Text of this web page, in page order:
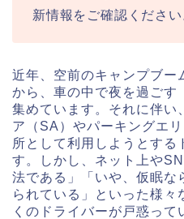
新情報をご確認ください
近年、空前のキャンプブー
から、車の中で夜を過ごす
集めています。それに伴い
ア（SA）やパーキングエ
所として利用しようとする
す。しかし、ネット上や
法である」「いや、仮眠な
られている」といった様々
くのドライバーが戸惑っ